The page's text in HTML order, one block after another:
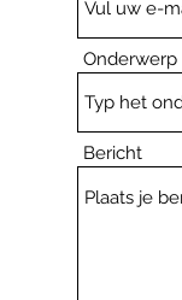
Onderwerp
Bericht